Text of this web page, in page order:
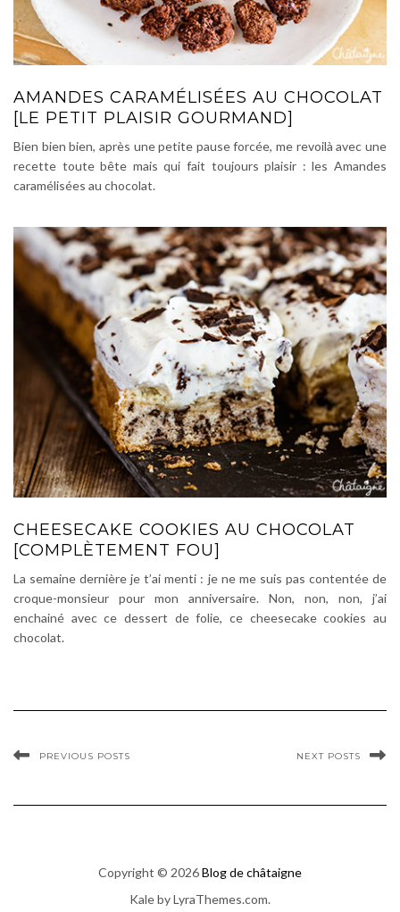
AMANDES CARAMÉLISÉES AU CHOCOLAT
[LE PETIT PLAISIR GOURMAND]
Bien bien bien, après une petite pause forcée, me revoilà avec une
recette toute bête mais qui fait toujours plaisir : les Amandes
caramélisées au chocolat.
CHEESECAKE COOKIES AU CHOCOLAT
[COMPLÈTEMENT FOU]
La semaine dernière je t’ai menti : je ne me suis pas contentée de
croque-monsieur pour mon anniversaire. Non, non, non, j’ai
enchainé avec ce dessert de folie, ce cheesecake cookies au
chocolat.
PREVIOUS POSTS NEXT POSTS
Copyright © 2026Blog de châtaigne
Kaleby LyraThemes.com.